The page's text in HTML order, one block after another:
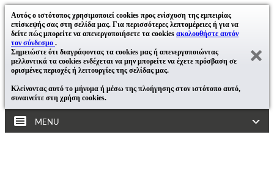
Αυτός ο ιστότοπος χρησιμοποιεί cookies προς ενίσχυση της εμπειρίας
επίσκεψής σας στη σελίδα μας. Για περισσότερες λεπτομέρειες ή για να
δείτε πώς μπορείτε να απενεργοποιήσετε τα cookies ακολουθήστε αυτόν
τον σύνδεσμο .
Σημειώστε ότι διαγράφοντας τα cookies μας ή απενεργοποιώντας
μελλοντικά τα cookies ενδέχεται να μην μπορείτε να έχετε πρόσβαση σε
ορισμένες περιοχές ή λειτουργίες της σελίδας μας.
Κλείνοντας αυτό το μήνυμα ή μέσω της πλοήγησης στον ιστότοπο αυτό,
συναινείτε στη χρήση cookies.
MENU